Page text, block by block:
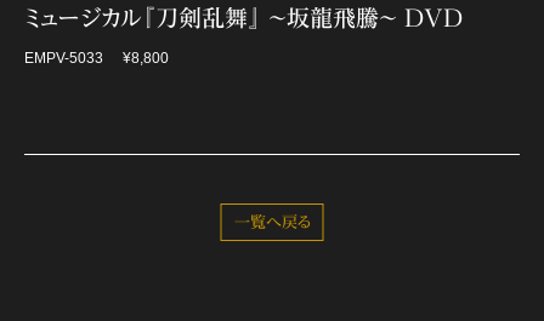
ミュージカル『刀剣乱舞』 ～坂龍飛騰～ DVD
EMPV-5033 ¥8,800
一覧へ戻る